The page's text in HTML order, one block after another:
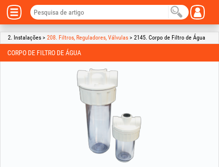
2. Instalações > 208. Filtros, Reguladores, Válvulas > 2145. Corpo de Filtro de Água
CORPO DE FILTRO DE ÁGUA